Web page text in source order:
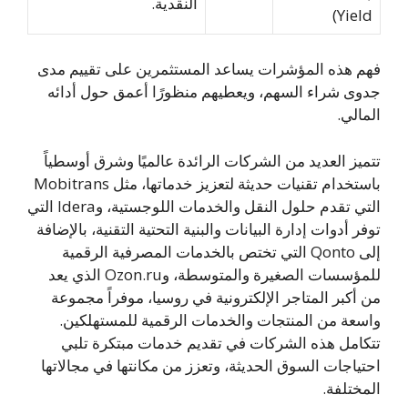
Yield)
فهم هذه المؤشرات يساعد المستثمرين على تقييم مدى
جدوى شراء السهم، ويعطيهم منظورًا أعمق حول أدائه
المالي.
تتميز العديد من الشركات الرائدة عالميًا وشرق أوسطياً
باستخدام تقنيات حديثة لتعزيز خدماتها، مثل Mobitrans
التي تقدم حلول النقل والخدمات اللوجستية، وIdera التي
توفر أدوات إدارة البيانات والبنية التحتية التقنية، بالإضافة
إلى Qonto التي تختص بالخدمات المصرفية الرقمية
للمؤسسات الصغيرة والمتوسطة، وOzon.ru الذي يعد
من أكبر المتاجر الإلكترونية في روسيا، موفراً مجموعة
واسعة من المنتجات والخدمات الرقمية للمستهلكين.
تتكامل هذه الشركات في تقديم خدمات مبتكرة تلبي
احتياجات السوق الحديثة، وتعزز من مكانتها في مجالاتها
المختلفة.